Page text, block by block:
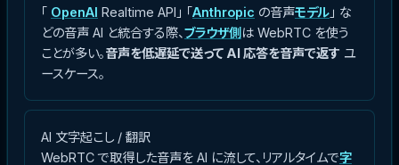
「 OpenAI Realtime API」 「Anthropic の音声モデル 」 な
どの音声 AI と統合する際、ブラウザ側 は WebRTC を使う
ことが多い。音声を低遅延で送って AI 応答を音声で返す ユ
ースケース。
AI 文字起こし / 翻訳
WebRTC で取得した音声を AI に流して、リアルタイムで字